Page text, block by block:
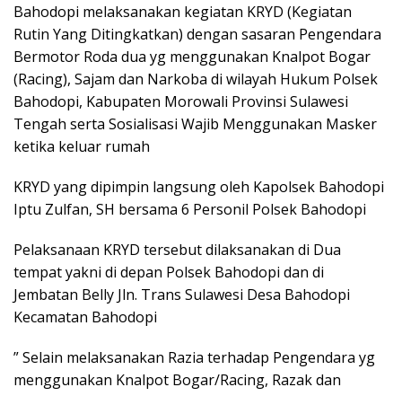
Bahodopi melaksanakan kegiatan KRYD (Kegiatan
Rutin Yang Ditingkatkan) dengan sasaran Pengendara
Bermotor Roda dua yg menggunakan Knalpot Bogar
(Racing), Sajam dan Narkoba di wilayah Hukum Polsek
Bahodopi, Kabupaten Morowali Provinsi Sulawesi
Tengah serta Sosialisasi Wajib Menggunakan Masker
ketika keluar rumah
KRYD yang dipimpin langsung oleh Kapolsek Bahodopi
Iptu Zulfan, SH bersama 6 Personil Polsek Bahodopi
Pelaksanaan KRYD tersebut dilaksanakan di Dua
tempat yakni di depan Polsek Bahodopi dan di
Jembatan Belly Jln. Trans Sulawesi Desa Bahodopi
Kecamatan Bahodopi
” Selain melaksanakan Razia terhadap Pengendara yg
menggunakan Knalpot Bogar/Racing, Razak dan